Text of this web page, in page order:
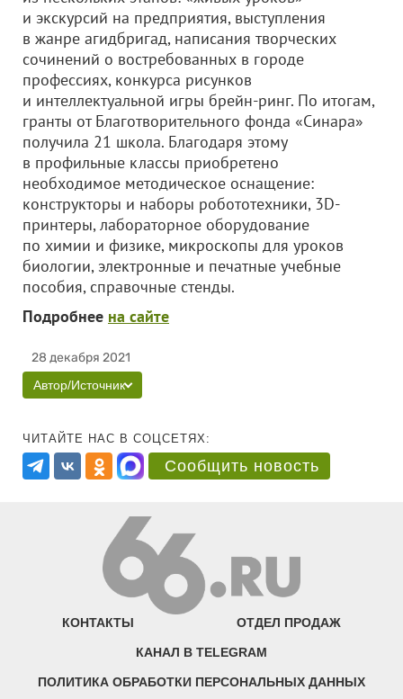
и экскурсий на предприятия, выступления
в жанре агидбригад, написания творческих
сочинений о востребованных в городе
профессиях, конкурса рисунков
и интеллектуальной игры брейн-ринг. По итогам,
гранты от Благотворительного фонда «Синара»
получила 21 школа. Благодаря этому
в профильные классы приобретено
необходимое методическое оснащение:
конструкторы и наборы робототехники, 3D-
принтеры, лабораторное оборудование
по химии и физике, микроскопы для уроков
биологии, электронные и печатные учебные
пособия, справочные стенды.
Подробнее на сайте
28 декабря 2021
Автор/Источник
ЧИТАЙТЕ НАС В СОЦСЕТЯХ:
Сообщить новость
КОНТАКТЫ ОТДЕЛ ПРОДАЖ
КАНАЛ В TELEGRAM
ПОЛИТИКА ОБРАБОТКИ ПЕРСОНАЛЬНЫХ ДАННЫХ